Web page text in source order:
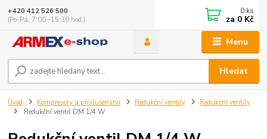
Menu
Hledat
+420 412 526 500
(Po-Pá, 7:00 -15:30 hod.)
0 ks
za 0 Kč
Úvod Kompresory a příslušenství Redukční ventily
Redukční ventily
Redukční ventil DM 1/4 W